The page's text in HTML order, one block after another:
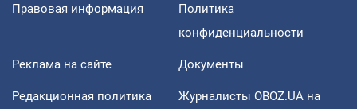
Правовая информация
Политика
конфиденциальности
Реклама на сайте Документы
Редакционная политика
Журналисты OBOZ.UA на